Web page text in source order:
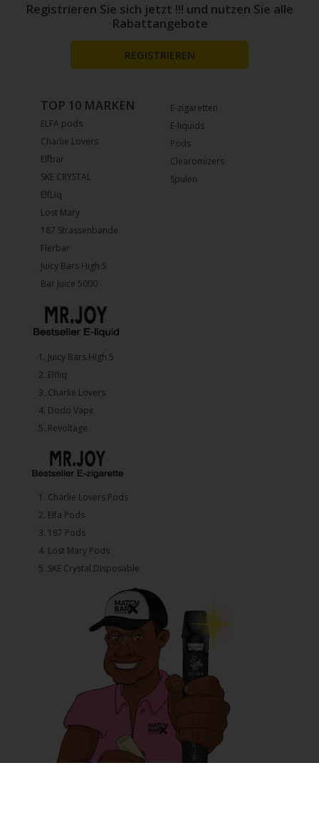
E-zigaretten
E-liquids
Pods
Clearomizers
Spulen
TOP 10 MARKEN
ELFA pods
Charlie Lovers
Elfbar
SKE CRYSTAL
ElfLiq
Lost Mary
187 Strassenbande
Flerbar
Juicy Bars High 5
Bar Juice 5000
1.⁠ ⁠Juicy Bars High 5
2.⁠ ⁠⁠Elfliq
3.⁠ ⁠⁠Charlie Lovers
4.⁠ ⁠⁠Dodo Vape
5. ⁠Revoltage
1.⁠ ⁠Charlie Lovers Pods
2.⁠ ⁠⁠Elfa Pods
3.⁠ ⁠⁠187 Pods
4.⁠ ⁠⁠Lost Mary Pods
5.⁠ ⁠⁠SKE Crystal Disposable
Registrieren Sie sich jetzt !!! und nutzen Sie alle
Rabattangebote
REGISTRIEREN